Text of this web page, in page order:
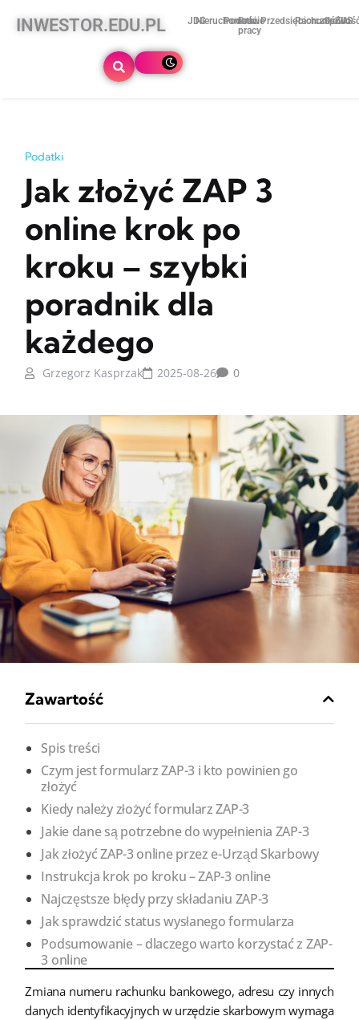
INWESTOR.EDU.PL JDGNieruchomości
Podatki
Prawo
pracy
Przedsiębiorczość
Spółki
ZUS
Podatki
Jak złożyć ZAP 3
online krok po
kroku – szybki
poradnik dla
każdego
Grzegorz Kasprzak 2025-08-26 0
Zawartość
Spis treści
Czym jest formularz ZAP-3 i kto powinien go
złożyć
Kiedy należy złożyć formularz ZAP-3
Jakie dane są potrzebne do wypełnienia ZAP-3
Jak złożyć ZAP-3 online przez e-Urząd Skarbowy
Instrukcja krok po kroku – ZAP-3 online
Najczęstsze błędy przy składaniu ZAP-3
Jak sprawdzić status wysłanego formularza
Podsumowanie – dlaczego warto korzystać z ZAP-
3 online
Zmiana numeru rachunku bankowego, adresu czy innych
danych identyfikacyjnych w urzędzie skarbowym wymaga